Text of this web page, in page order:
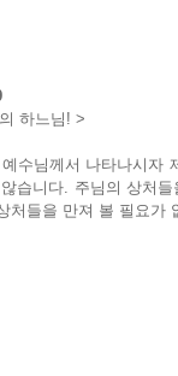
하느님! >
수님께서 나타나시자
습니다. 주님의 상처
처들을 만져 볼 필요가